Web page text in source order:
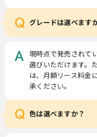
Q グレードは選べます
A
現時点で発売されて
選びいただけます。
は、月額リース料金
承ください。
Q 色は選べますか？